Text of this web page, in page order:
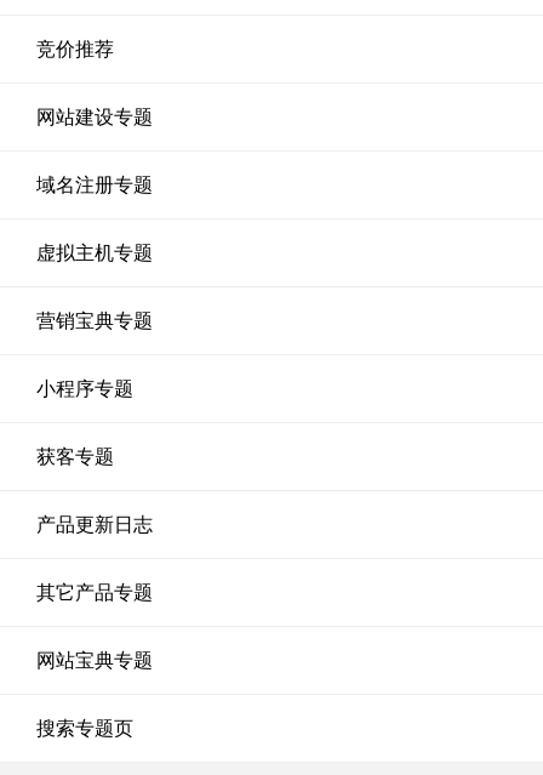
竞价推荐
网站建设专题
域名注册专题
虚拟主机专题
营销宝典专题
小程序专题
获客专题
产品更新日志
其它产品专题
网站宝典专题
搜索专题页